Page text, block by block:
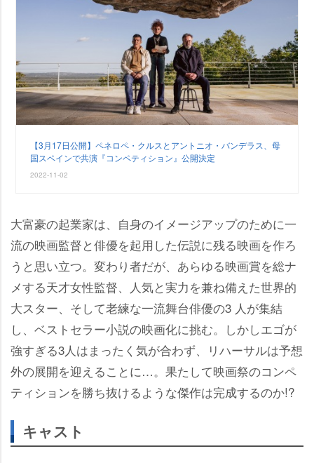
【3月17日公開】ペネロペ・クルスとアントニオ・バンデラス、母
国スペインで共演『コンペティション』公開決定
2022-11-02
大富豪の起業家は、自身のイメージアップのために一
流の映画監督と俳優を起用した伝説に残る映画を作ろ
うと思い立つ。変わり者だが、あらゆる映画賞を総ナ
メする天才女性監督、人気と実力を兼ね備えた世界的
大スター、そして老練な一流舞台俳優の3 人が集結
し、ベストセラー小説の映画化に挑む。しかしエゴが
強すぎる3人はまったく気が合わず、リハーサルは予想
外の展開を迎えることに…。果たして映画祭のコンペ
ティションを勝ち抜けるような傑作は完成するのか!?
キャスト